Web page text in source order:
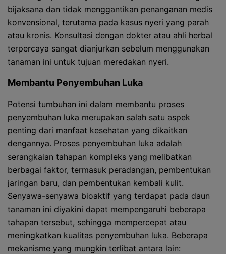
bijaksana dan tidak menggantikan penanganan medis
konvensional, terutama pada kasus nyeri yang parah
atau kronis. Konsultasi dengan dokter atau ahli herbal
terpercaya sangat dianjurkan sebelum menggunakan
tanaman ini untuk tujuan meredakan nyeri.
Membantu Penyembuhan Luka
Potensi tumbuhan ini dalam membantu proses
penyembuhan luka merupakan salah satu aspek
penting dari manfaat kesehatan yang dikaitkan
dengannya. Proses penyembuhan luka adalah
serangkaian tahapan kompleks yang melibatkan
berbagai faktor, termasuk peradangan, pembentukan
jaringan baru, dan pembentukan kembali kulit.
Senyawa-senyawa bioaktif yang terdapat pada daun
tanaman ini diyakini dapat mempengaruhi beberapa
tahapan tersebut, sehingga mempercepat atau
meningkatkan kualitas penyembuhan luka. Beberapa
mekanisme yang mungkin terlibat antara lain: